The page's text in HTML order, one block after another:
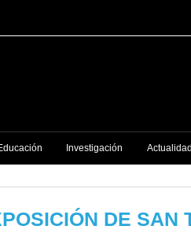
DE SAN
Investigación Actualidad